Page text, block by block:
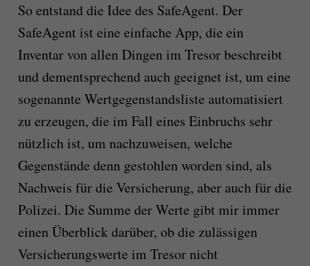
So entstand die Idee des SafeAgent. Der
SafeAgent ist eine einfache App, die ein
Inventar von allen Dingen im Tresor beschreibt
und dementsprechend auch geeignet ist, um eine
sogenannte Wertgegenstandsliste automatisiert
zu erzeugen, die im Fall eines Einbruchs sehr
nützlich ist, um nachzuweisen, welche
Gegenstände denn gestohlen worden sind, als
Nachweis für die Versicherung, aber auch für die
Polizei. Die Summe der Werte gibt mir immer
einen Überblick darüber, ob die zulässigen
Versicherungswerte im Tresor nicht